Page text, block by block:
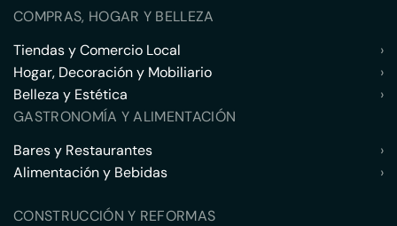
COMPRAS, HOGAR Y BELLEZA
Tiendas y Comercio Local
›
Hogar, Decoración y Mobiliario
›
Belleza y Estética
›
GASTRONOMÍA Y ALIMENTACIÓN
Bares y Restaurantes
›
Alimentación y Bebidas
›
CONSTRUCCIÓN Y REFORMAS